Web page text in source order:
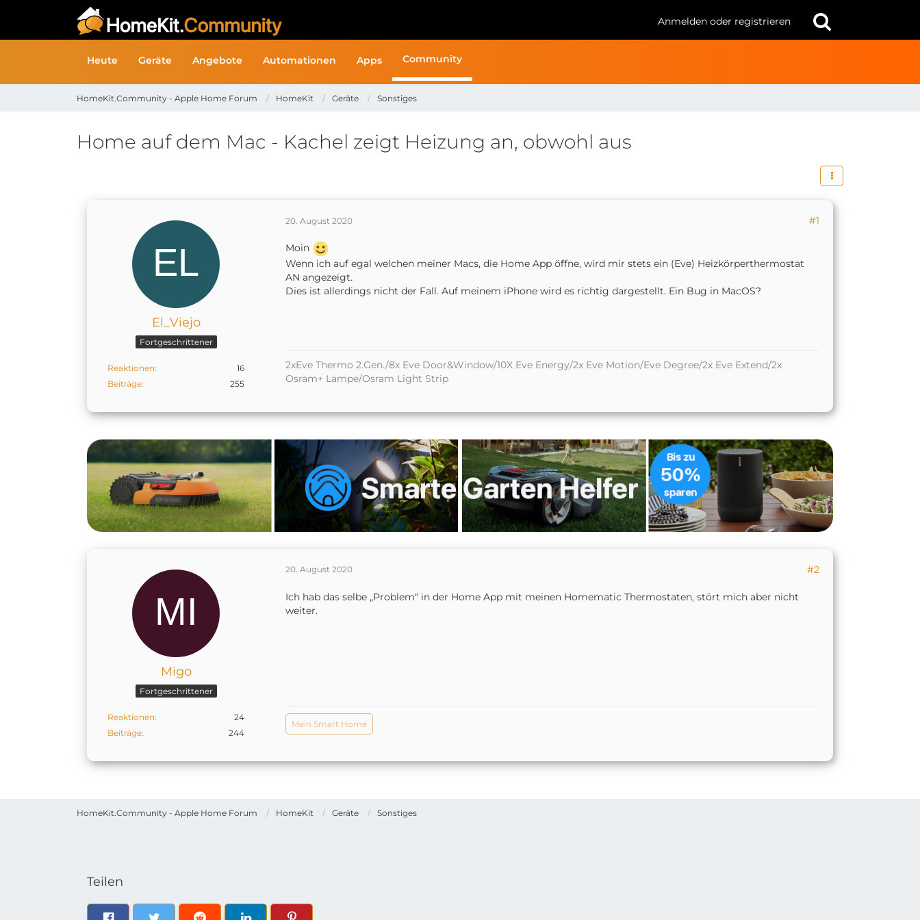
Anmelden oder registrieren
Heute Geräte Angebote Automationen Apps Community
HomeKit.Community - Apple Home Forum HomeKit Geräte Sonstiges
HomeKit.Community - Apple Home Forum HomeKit Geräte Sonstiges
Home auf dem Mac - Kachel zeigt Heizung an, obwohl aus
El_Viejo
Fortgeschrittener
Reaktionen
16
Beiträge
255
20. August 2020 #1
Moin
Wenn ich auf egal welchen meiner Macs, die Home App öffne, wird mir stets ein (Eve) Heizkörperthermostat
AN angezeigt.
Dies ist allerdings nicht der Fall. Auf meinem iPhone wird es richtig dargestellt. Ein Bug in MacOS?
2xEve Thermo 2.Gen./8x Eve Door&Window/10X Eve Energy/2x Eve Motion/Eve Degree/2x Eve Extend/2x
Osram+ Lampe/Osram Light Strip
Migo
Fortgeschrittener
Reaktionen
24
Beiträge
244
20. August 2020 #2
Ich hab das selbe „Problem“ in der Home App mit meinen Homematic Thermostaten, stört mich aber nicht
weiter.
Mein Smart Home
Teilen